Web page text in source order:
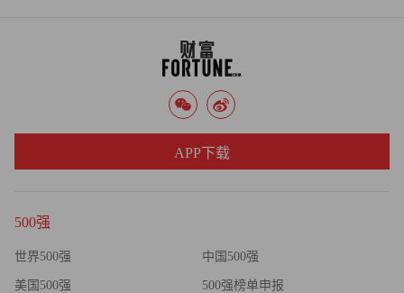
500强
世界500强 中国500强
美国500强 500强榜单申报
APP下载